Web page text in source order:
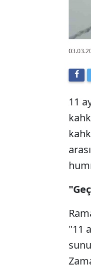
11
"11